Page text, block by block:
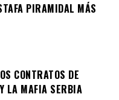
PIRAMIDAL MÁS
CONTRATOS DE
LA MAFIA SERBIA